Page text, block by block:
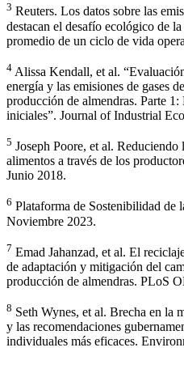
3 Reuters. Los datos sobre las
destacan el desafío ecológico de
promedio de un ciclo de vida
4 Alissa Kendall, et al. “
energía y las emisiones de gases
producción de almendras. Parte
iniciales”. Journal of Industrial
5 Joseph Poore, et al. Reduciendo
alimentos a través de los
Junio 2018.
6 Plataforma de Sostenibilidad de
Noviembre 2023.
7 Emad Jahanzad, et al. El
de adaptación y mitigación del
producción de almendras. PLoS
8 Seth Wynes, et al. Brecha en la
y las recomendaciones
individuales más eficaces.